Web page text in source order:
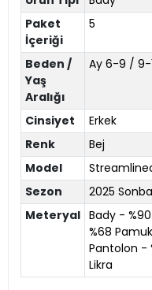
Paket
İçeriği
5
Beden /
Yaş
Aralığı
Ay 6-9 / 9-
Cinsiyet
Erkek
Renk
Bej
Model
Sezon
2025
Meteryal Bady -
%68
Pantolon -
Likra